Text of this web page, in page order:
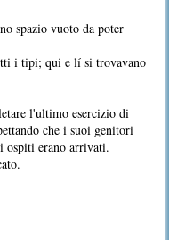
spazio vuoto da poter
i tipi; qui e lí si trovavano
l'ultimo esercizio di
che i suoi genitori
ospiti erano arrivati.